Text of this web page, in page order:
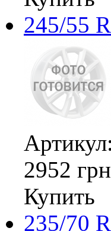
245/55
2952
Купить
235/70